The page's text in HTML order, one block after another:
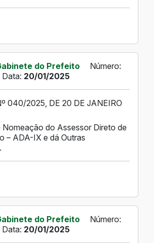
do Prefeito
Número:
Data: 20/01/2025
040/2025, DE 20 DE JANEIRO
Nomeação do Assessor Direto de
– ADA-IX e dá Outras
do Prefeito
Número:
Data: 20/01/2025